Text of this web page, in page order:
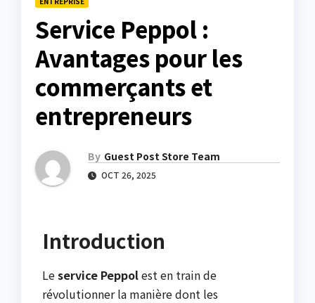
Service Peppol :
Avantages pour les
commerçants et
entrepreneurs
By Guest Post Store Team
OCT 26, 2025
Introduction
Leservice Peppolest en train de
révolutionner la manière dont les